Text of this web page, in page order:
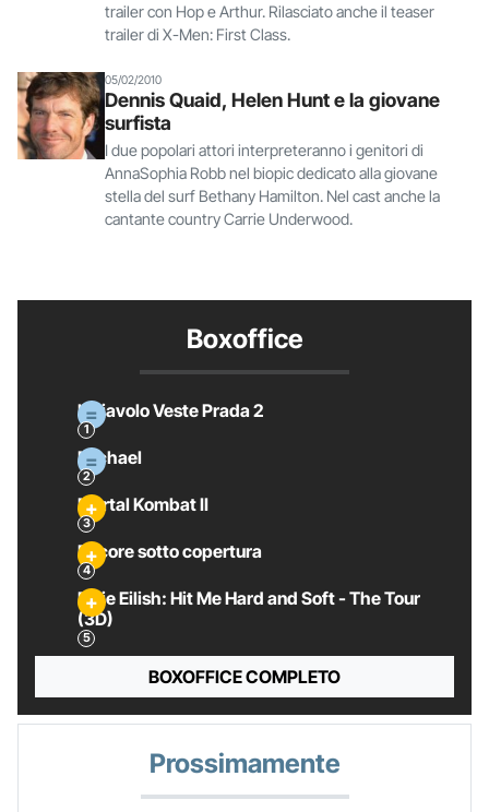
trailer con Hop e Arthur. Rilasciato anche il teaser
trailer di X-Men: First Class.
05/02/2010
Dennis Quaid, Helen Hunt e la giovane
surfista
I due popolari attori interpreteranno i genitori di
AnnaSophia Robb nel biopic dedicato alla giovane
stella del surf Bethany Hamilton. Nel cast anche la
cantante country Carrie Underwood.
Boxoffice
Il Diavolo Veste Prada 2
Michael
Mortal Kombat II
Pecore sotto copertura
Billie Eilish: Hit Me Hard and Soft - The Tour
(3D)
BOXOFFICE COMPLETO
Prossimamente